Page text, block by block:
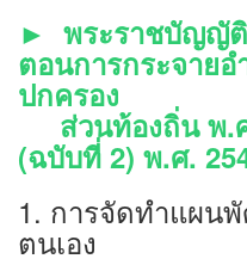
► พระราชบัญญั
ตอนการกระจาย
ปกครอง
ส่วนท้องถิ่น พ.ศ
(ฉบับที่ 2) พ.ศ.
1. การจัดทำแผน
ตนเอง